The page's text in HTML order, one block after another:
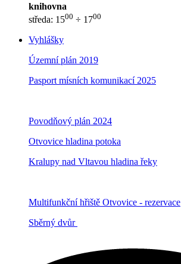
knihovna
středa: 1500 ÷ 1700
Vyhlášky
Územní plán 2019
Pasport mísních komunikací 2025
Povodňový plán 2024
Otvovice hladina potoka
Kralupy nad Vltavou hladina řeky
Multifunkční hřiště Otvovice - rezervace
Sběrný dvůr